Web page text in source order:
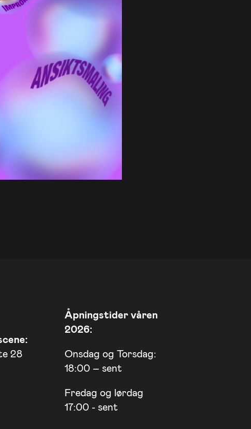
28
Åpningstider våren
2026:
Onsdag og Torsdag:
18:00 – sent
Fredag og lørdag
17:00 - sent